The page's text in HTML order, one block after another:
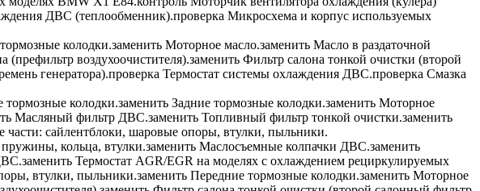
ДВС (теплообменник).проверка Микросхема и корпус используемых
колодки.заменить Моторное масло.заменить Масло в раздаточной
(префильтр воздухоочистителя).заменить Фильтр салона тонкой очистки (второй
генератора).проверка Термостат системы охлаждения ДВС.проверка Смазка
тормозные колодки.заменить Задние тормозные колодки.заменить Моторное
Масляный фильтр ДВС.заменить Топливный фильтр тонкой очистки.заменить
части: сайлентблоки, шаровые опоры, втулки, пыльники.
кольца, втулки.заменить Маслосъемные колпачки ДВС.заменить
заменить Термостат AGR/EGR на моделях с охлаждением рециркулируемых
втулки, пыльники.заменить Передние тормозные колодки.заменить Моторное